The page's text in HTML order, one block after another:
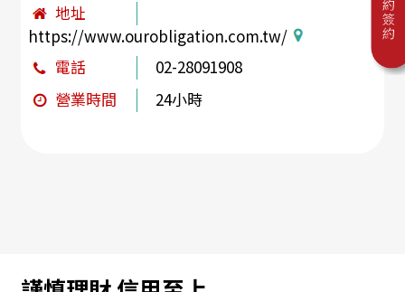
地址
https://www.ourobligation.com.tw/
電話
02-28091908
營業時間
24小時